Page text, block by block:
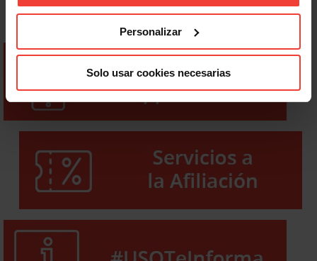
Personalizar
Solo usar cookies necesarias